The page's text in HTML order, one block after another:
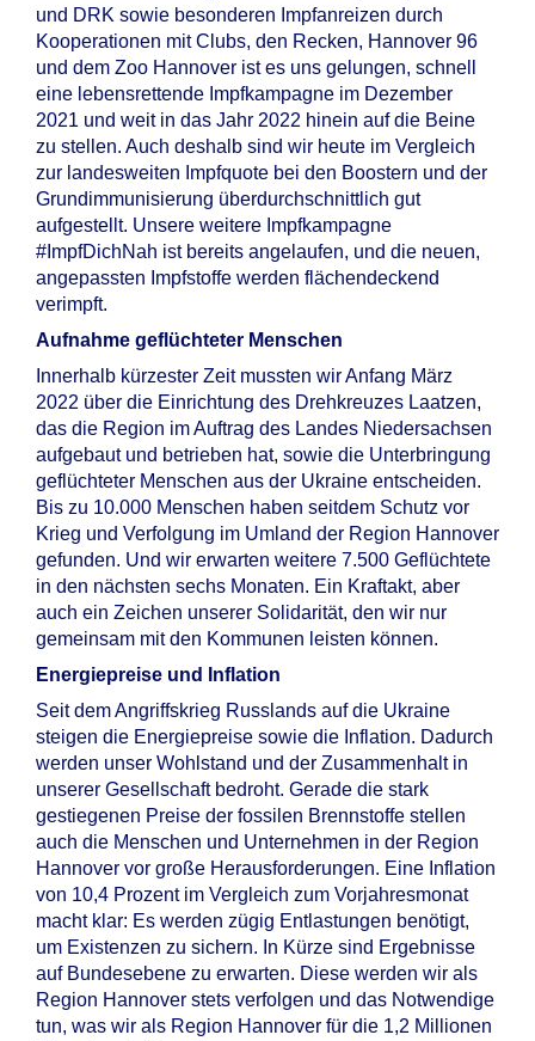
und DRK sowie besonderen Impfanreizen durch
Kooperationen mit Clubs, den Recken, Hannover 96
und dem Zoo Hannover ist es uns gelungen, schnell
eine lebensrettende Impfkampagne im Dezember
2021 und weit in das Jahr 2022 hinein auf die Beine
zu stellen. Auch deshalb sind wir heute im Vergleich
zur landesweiten Impfquote bei den Boostern und der
Grundimmunisierung überdurchschnittlich gut
aufgestellt. Unsere weitere Impfkampagne
#ImpfDichNah ist bereits angelaufen, und die neuen,
angepassten Impfstoffe werden flächendeckend
verimpft.
Aufnahme geflüchteter Menschen
Innerhalb kürzester Zeit mussten wir Anfang März
2022 über die Einrichtung des Drehkreuzes Laatzen,
das die Region im Auftrag des Landes Niedersachsen
aufgebaut und betrieben hat, sowie die Unterbringung
geflüchteter Menschen aus der Ukraine entscheiden.
Bis zu 10.000 Menschen haben seitdem Schutz vor
Krieg und Verfolgung im Umland der Region Hannover
gefunden. Und wir erwarten weitere 7.500 Geflüchtete
in den nächsten sechs Monaten. Ein Kraftakt, aber
auch ein Zeichen unserer Solidarität, den wir nur
gemeinsam mit den Kommunen leisten können.
Energiepreise und Inflation
Seit dem Angriffskrieg Russlands auf die Ukraine
steigen die Energiepreise sowie die Inflation. Dadurch
werden unser Wohlstand und der Zusammenhalt in
unserer Gesellschaft bedroht. Gerade die stark
gestiegenen Preise der fossilen Brennstoffe stellen
auch die Menschen und Unternehmen in der Region
Hannover vor große Herausforderungen. Eine Inflation
von 10,4 Prozent im Vergleich zum Vorjahresmonat
macht klar: Es werden zügig Entlastungen benötigt,
um Existenzen zu sichern. In Kürze sind Ergebnisse
auf Bundesebene zu erwarten. Diese werden wir als
Region Hannover stets verfolgen und das Notwendige
tun, was wir als Region Hannover für die 1,2 Millionen